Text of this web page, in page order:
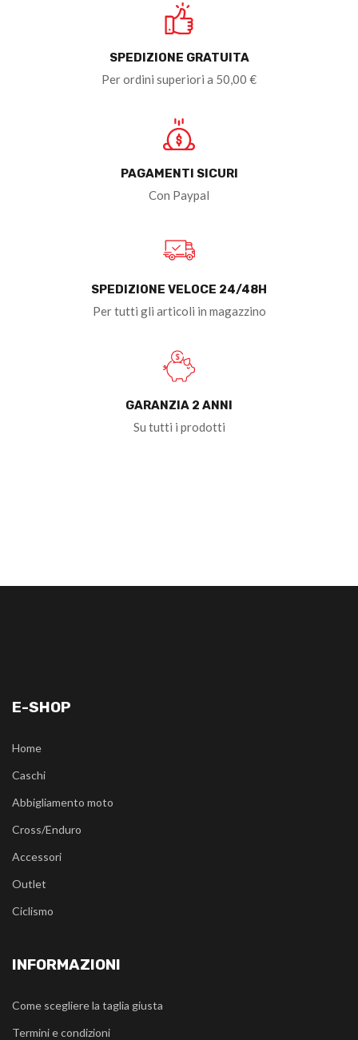
SPEDIZIONE GRATUITA
Per ordini superiori a 50,00 €
PAGAMENTI SICURI
Con Paypal
SPEDIZIONE VELOCE 24/48H
Per tutti gli articoli in magazzino
GARANZIA 2 ANNI
Su tutti i prodotti
E-SHOP
Home
Caschi
Abbigliamento moto
Cross/Enduro
Accessori
Outlet
Ciclismo
INFORMAZIONI
Come scegliere la taglia giusta
Termini e condizioni